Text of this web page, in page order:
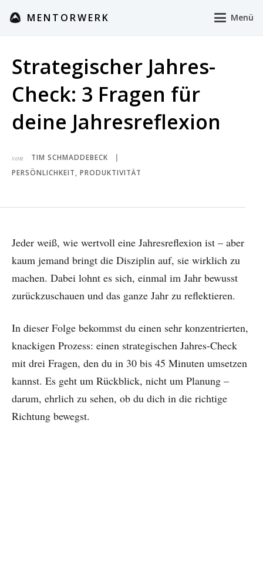
MENTORWERK Menü
Strategischer Jahres-
Check: 3 Fragen für
deine Jahresreflexion
von TIM SCHMADDEBECK
PERSÖNLICHKEIT, PRODUKTIVITÄT
Jeder weiß, wie wertvoll eine Jahresreflexion ist – aber
kaum jemand bringt die Disziplin auf, sie wirklich zu
machen. Dabei lohnt es sich, einmal im Jahr bewusst
zurückzuschauen und das ganze Jahr zu reflektieren.
In dieser Folge bekommst du einen sehr konzentrierten,
knackigen Prozess: einen strategischen Jahres-Check
mit drei Fragen, den du in 30 bis 45 Minuten umsetzen
kannst. Es geht um Rückblick, nicht um Planung –
darum, ehrlich zu sehen, ob du dich in die richtige
Richtung bewegst.